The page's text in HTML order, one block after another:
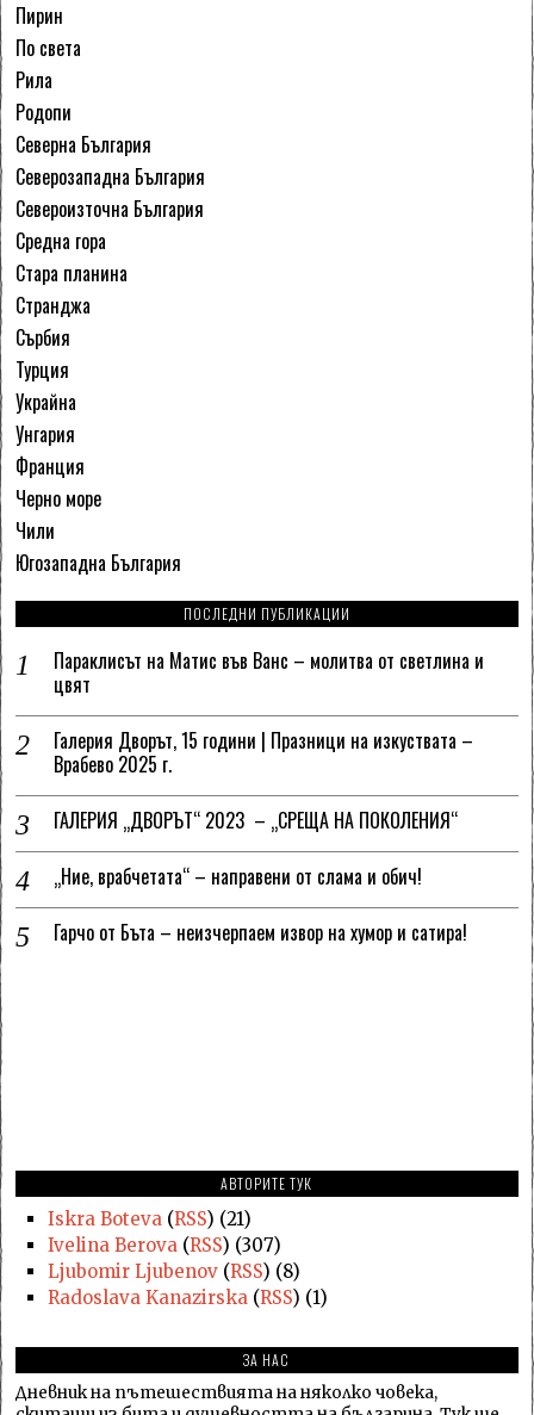
Пирин
По света
Рила
Родопи
Северна България
Северозападна България
Североизточна България
Средна гора
Стара планина
Странджа
Сърбия
Турция
Украйна
Унгария
Франция
Черно море
Чили
Югозападна България
ПОСЛЕДНИ ПУБЛИКАЦИИ
Параклисът на Матис във Ванс – молитва от светлина и
цвят
Галерия Дворът, 15 години | Празници на изкуствата –
Врабево 2025 г.
ГАЛЕРИЯ „ДВОРЪТ“ 2023 – „СРЕЩА НА ПОКОЛЕНИЯ“
„Ние, врабчетата“ – направени от слама и обич!
Гарчо от Бъта – неизчерпаем извор на хумор и сатира!
АВТОРИТЕ ТУК
Iskra Boteva(RSS) (21)
Ivelina Berova(RSS) (307)
Ljubomir Ljubenov(RSS) (8)
Radoslava Kanazirska(RSS) (1)
ЗА НАС
Дневник на пътешествията на няколко човека,